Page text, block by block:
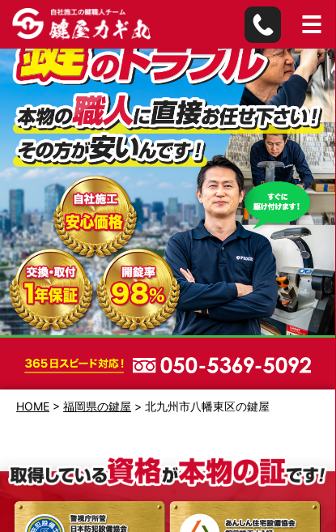
北九州市八幡東区の鍵
HOME > 福岡県の鍵屋 > 北九州市八幡東区の鍵屋